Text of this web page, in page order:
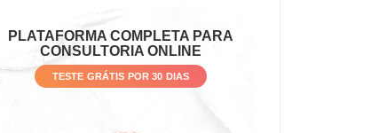
PLATAFORMA COMPLETA PARA
CONSULTORIA ONLINE
TESTE GRÁTIS POR 30 DIAS